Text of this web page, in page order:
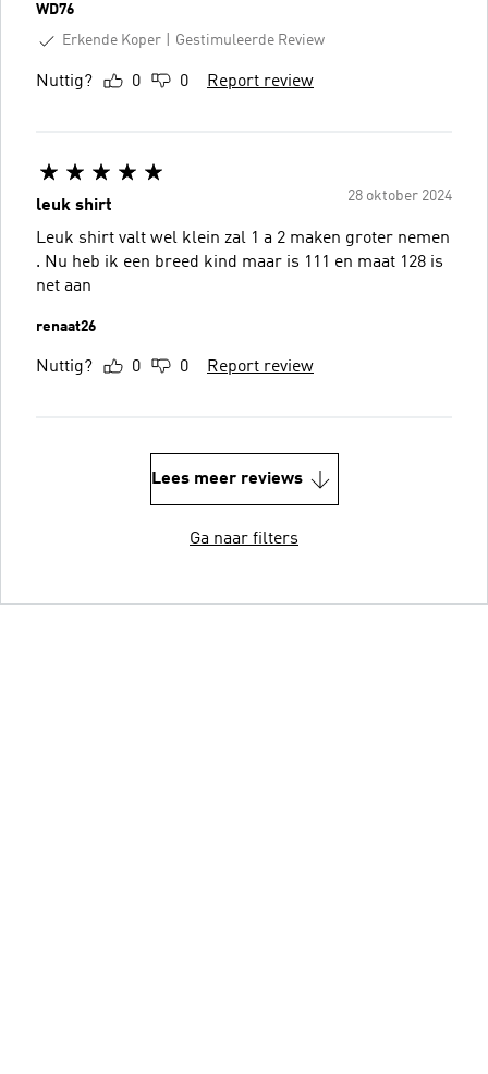
WD76
Erkende Koper
Gestimuleerde Review
Nuttig? 0 0 Report review
28 oktober 2024
leuk shirt
Leuk shirt valt wel klein zal 1 a 2 maken groter nemen
. Nu heb ik een breed kind maar is 111 en maat 128 is
net aan
renaat26
Nuttig? 0 0 Report review
Lees meer reviews
Ga naar filters